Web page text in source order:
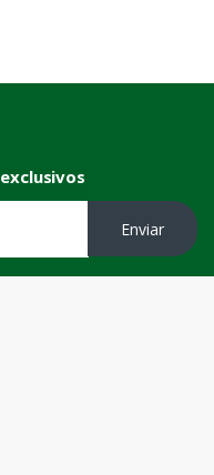
exclusivos
Enviar